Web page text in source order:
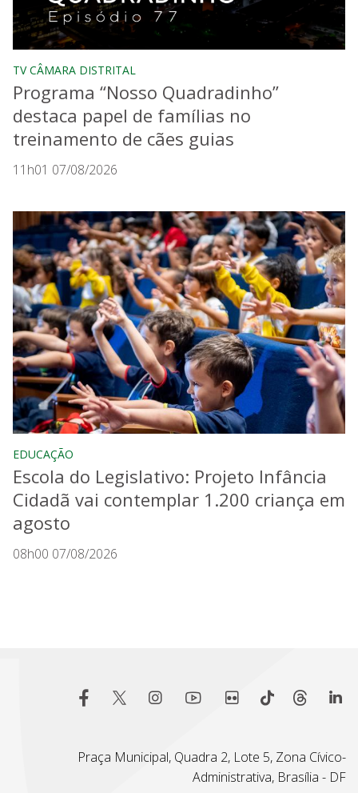
TV CÂMARA DISTRITAL
Programa “Nosso Quadradinho”
destaca papel de famílias no
treinamento de cães guias
11h01 07/08/2026
EDUCAÇÃO
Escola do Legislativo: Projeto Infância
Cidadã vai contemplar 1.200 criança em
agosto
08h00 07/08/2026
Praça Municipal, Quadra 2, Lote 5, Zona Cívico-
Administrativa, Brasília - DF